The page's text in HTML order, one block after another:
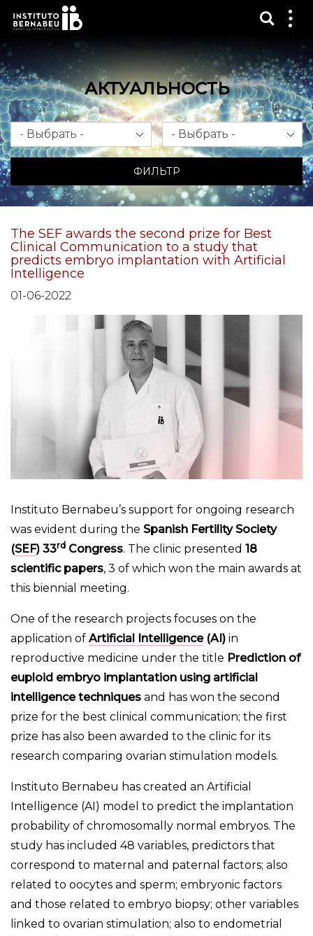
АКТУАЛЬНОСТЬ
Месяц Год
ФИЛЬТР
The SEF awards the second prize for Best
Clinical Communication to a study that
predicts embryo implantation with Artificial
Intelligence
01-06-2022
Instituto Bernabeu’s support for ongoing research
was evident during the Spanish Fertility Society
(SEF) 33rd Congress. The clinic presented 18
scientific papers, 3 of which won the main awards at
this biennial meeting.
One of the research projects focuses on the
application of Artificial Intelligence(AI) in
reproductive medicine under the title Prediction of
euploid embryo implantation using artificial
intelligence techniques and has won the second
prize for the best clinical communication; the first
prize has also been awarded to the clinic for its
research comparing ovarian stimulation models.
Instituto Bernabeu has created an Artificial
Intelligence (AI) model to predict the implantation
probability of chromosomally normal embryos. The
study has included 48 variables, predictors that
correspond to maternal and paternal factors; also
related to oocytes and sperm; embryonic factors
and those related to embryo biopsy; other variables
linked to ovarian stimulation; also to endometrial